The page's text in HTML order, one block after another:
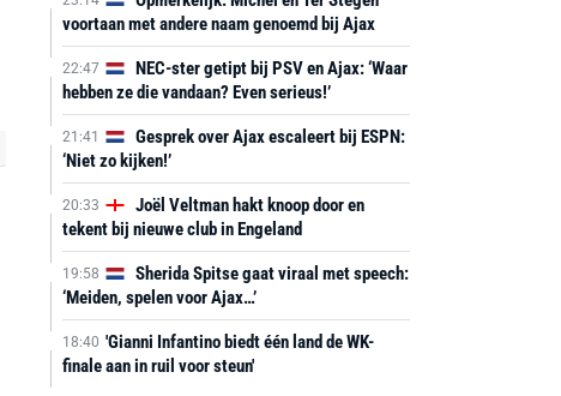
voortaan met andere naam genoemd bij Ajax
22:47
NEC-ster getipt bij PSV en Ajax: ‘Waar
hebben ze die vandaan? Even serieus!’
21:41
Gesprek over Ajax escaleert bij ESPN:
‘Niet zo kijken!’
20:33
Joël Veltman hakt knoop door en
tekent bij nieuwe club in Engeland
19:58
Sherida Spitse gaat viraal met speech:
‘Meiden, spelen voor Ajax…’
18:40 'Gianni Infantino biedt één land de WK-
finale aan in ruil voor steun'